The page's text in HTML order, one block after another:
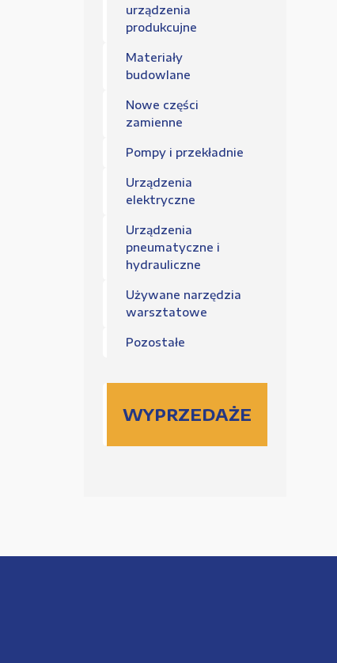
urządzenia
produkcujne
Materiały
budowlane
Nowe części
zamienne
Pompy i przekładnie
Urządzenia
elektryczne
Urządzenia
pneumatyczne i
hydrauliczne
Używane narzędzia
warsztatowe
Pozostałe
WYPRZEDAŻE